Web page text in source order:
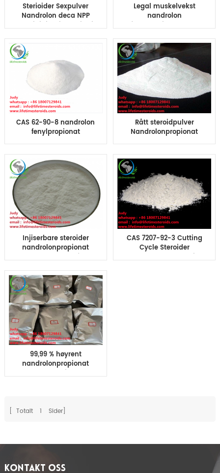
Sterioider Sexpulver
Nandrolon deca NPP
Steroidinjeksjonsskjæringssyklus
Legal muskelvekst
nandrolon
fenylpropionat deca
90-8
CAS 62-90-8 nandrolon
fenylpropionat
Durabolin
Rått steroidpulver
Nandrolonpropionat
Muskelbyggende
Injiserbare steroider
nandrolonpropionat
nandrolonprop for
CAS 7207-92-3 Cutting
Cycle Steroider
Nandrolon Prop Cutting
99,99 % høyrent
nandrolonpropionat
anabole steroidpulver
[ Totalt 1 Sider]
KONTAKT OSS